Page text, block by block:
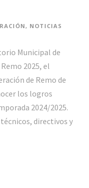
, NOTICIAS
Municipal de
2025, el
de Remo de
los logros
2024/2025.
directivos y